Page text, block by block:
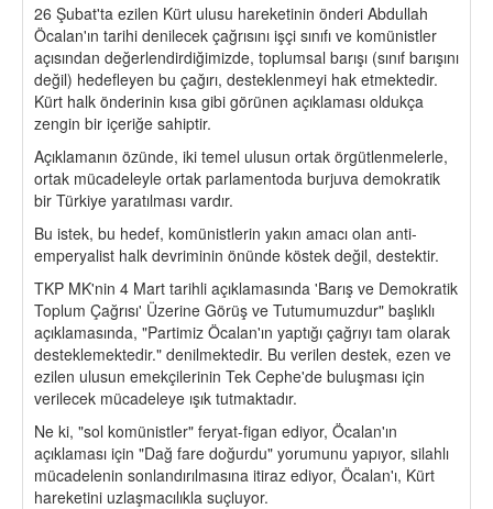
26 Şubat'ta ezilen Kürt ulusu hareketinin önderi Abdullah
Öcalan'ın tarihi denilecek çağrısını işçi sınıfı ve komünistler
açısından değerlendirdiğimizde, toplumsal barışı (sınıf barışını
değil) hedefleyen bu çağırı, desteklenmeyi hak etmektedir.
Kürt halk önderinin kısa gibi görünen açıklaması oldukça
zengin bir içeriğe sahiptir.
Açıklamanın özünde, iki temel ulusun ortak örgütlenmelerle,
ortak mücadeleyle ortak parlamentoda burjuva demokratik
bir Türkiye yaratılması vardır.
Bu istek, bu hedef, komünistlerin yakın amacı olan anti-
emperyalist halk devriminin önünde köstek değil, destektir.
TKP MK'nin 4 Mart tarihli açıklamasında 'Barış ve Demokratik
Toplum Çağrısı' Üzerine Görüş ve Tutumumuzdur" başlıklı
açıklamasında, "Partimiz Öcalan'ın yaptığı çağrıyı tam olarak
desteklemektedir." denilmektedir. Bu verilen destek, ezen ve
ezilen ulusun emekçilerinin Tek Cephe'de buluşması için
verilecek mücadeleye ışık tutmaktadır.
Ne ki, "sol komünistler" feryat-figan ediyor, Öcalan'ın
açıklaması için "Dağ fare doğurdu" yorumunu yapıyor, silahlı
mücadelenin sonlandırılmasına itiraz ediyor, Öcalan'ı, Kürt
hareketini uzlaşmacılıkla suçluyor.